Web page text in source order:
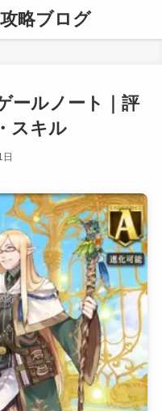
略ブログ
ールノート｜評
スキル